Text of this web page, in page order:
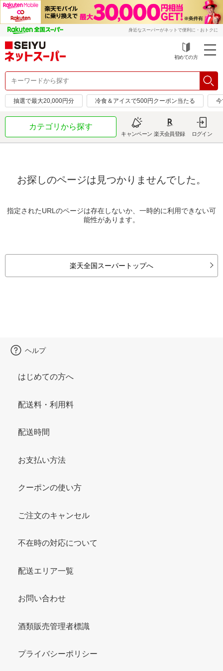
身近なスーパーがネットで便利に・おトクに
初めての方
抽選で最大20,000円分 冷食＆アイスで500円クーポン当たる
カテゴリから探す
キャンペーン 楽天会員登録 ログイン
お探しのページは見つかりませんでした。
指定されたURLのページは存在しないか、一時的に利用できない可
能性があります。
楽天全国スーパートップへ
ヘルプ
はじめての方へ
配送料・利用料
配送時間
お支払い方法
クーポンの使い方
ご注文のキャンセル
不在時の対応について
配送エリア一覧
お問い合わせ
酒類販売管理者標識
プライバシーポリシー